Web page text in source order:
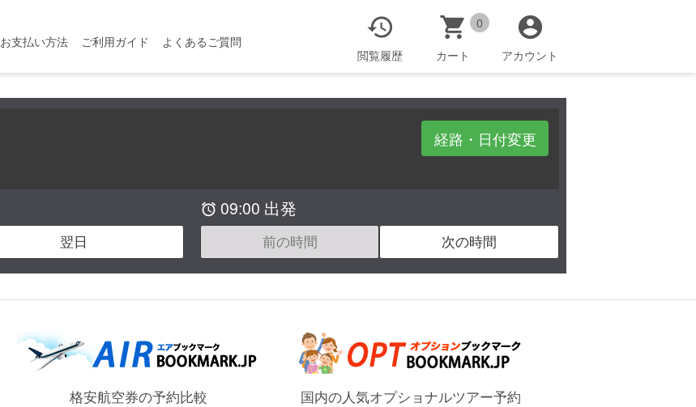
お支払い方法 ご利用ガイド よくあるご質問 
閲覧履歴
0

カート

アカウント
経路・日付変更
翌日
 09:00 出発
前の時間 次の時間
格安航空券の予約比較 国内の人気オプショナルツアー予約